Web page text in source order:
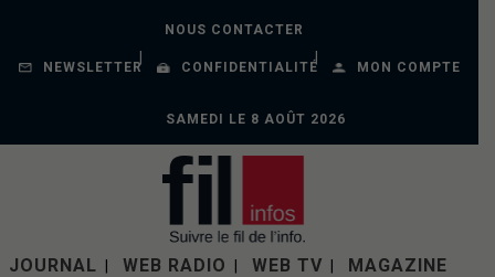
NOUS CONTACTER
NEWSLETTER CONFIDENTIALITÉ MON COMPTE
SAMEDI LE 8 AOÛT 2026
JOURNAL WEB RADIO WEB TV MAGAZINE